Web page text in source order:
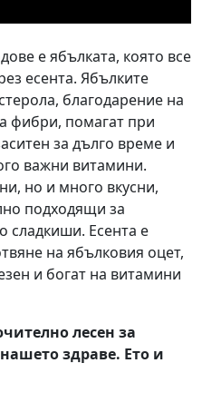
е ябълката, която все
есента. Ябълките
благодарение на
фибри, помагат при
за дълго време и
важни витамини.
но и много вкусни,
подходящи за
сладкиши. Есента е
на ябълковия оцет,
и богат на витамини
лесен за
здраве. Ето и